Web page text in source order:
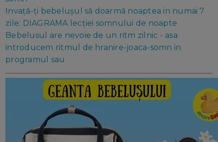
Invață-ți bebelușul să doarmă noaptea in numai 7
zile: DIAGRAMA lecției somnului de noapte
Bebelusul are nevoie de un ritm zilnic - asa
introducem ritmul de hranire-joaca-somn in
programul sau